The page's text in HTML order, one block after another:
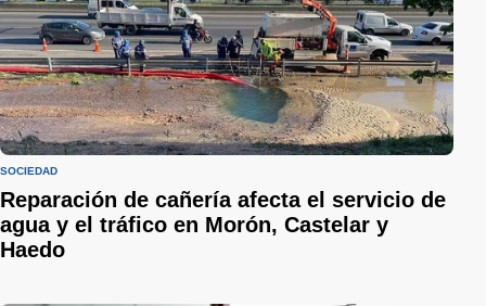
SOCIEDAD
Reparación de cañería afecta el servicio de
agua y el tráfico en Morón, Castelar y
Haedo